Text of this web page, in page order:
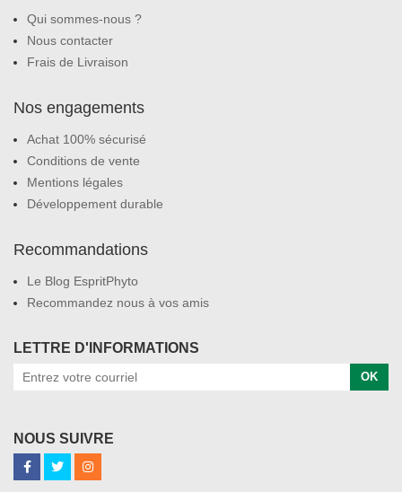
Qui sommes-nous ?
Nous contacter
Frais de Livraison
Nos engagements
Achat 100% sécurisé
Conditions de vente
Mentions légales
Développement durable
Recommandations
Le Blog EspritPhyto
Recommandez nous à vos amis
LETTRE D'INFORMATIONS
OK
NOUS SUIVRE